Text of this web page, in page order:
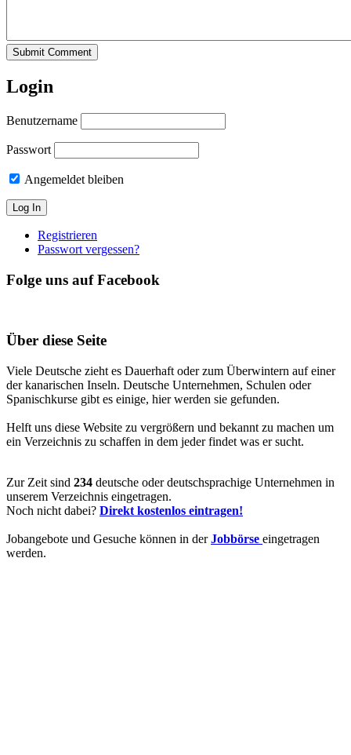
Submit Comment
Login
Benutzername
Passwort
Angemeldet bleiben
Registrieren
Passwort vergessen?
Folge uns auf Facebook
Über diese Seite
Viele Deutsche zieht es Dauerhaft oder zum Überwintern auf einer
der kanarischen Inseln. Deutsche Unternehmen, Schulen oder
Spanischkurse gibt es einige, hier werden sie gefunden.
Helft uns diese Website zu vergrößern und bekannt zu machen um
ein Verzeichnis zu schaffen in dem jeder findet was er sucht.
Zur Zeit sind 234 deutsche oder deutschsprachige Unternehmen in
unserem Verzeichnis eingetragen.
Noch nicht dabei? Direkt kostenlos eintragen!
Jobangebote und Gesuche können in derJobbörse eingetragen
werden.